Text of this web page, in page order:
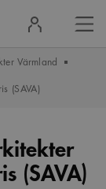
in
Värmland
(SAVA)
(SAVA)